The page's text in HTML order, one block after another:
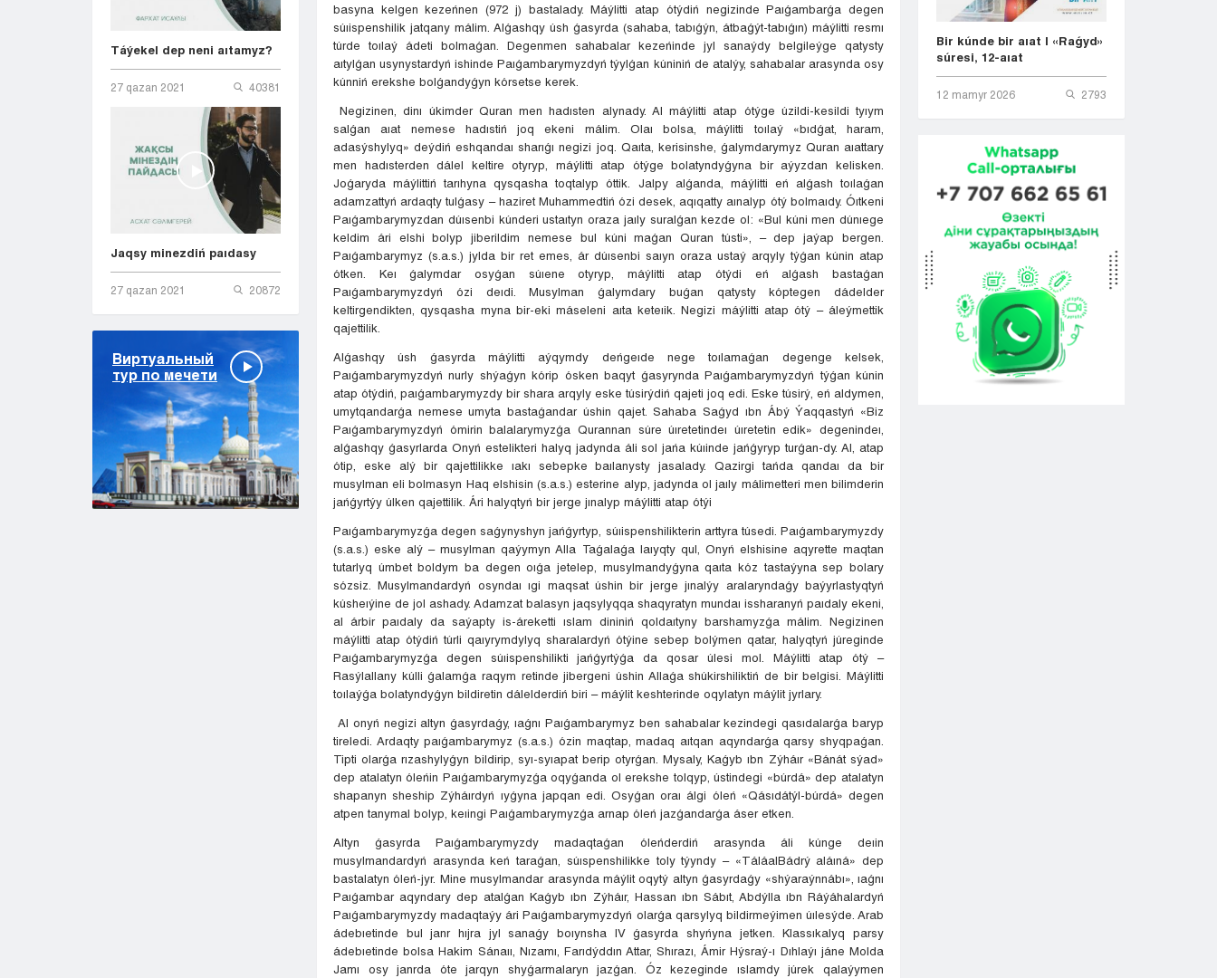
Táýekel dep neni aıtamyz?
27 qazan 2021 40381
Jaqsy minezdiń paıdasy
27 qazan 2021 20872
Виртуальный
тур по мечети
basyna kelgen kezeńnen (972 j) bastalady. Máýlitti atap ótýdiń negizinde Paıǵambarǵa degen
súıispenshilik jatqany málim. Alǵashqy úsh ǵasyrda (sahaba, tabıǵýn, átbaǵýt-tabıǵın) máýlitti resmı
túrde toılaý ádeti bolmaǵan. Degenmen sahabalar kezeńinde jyl sanaýdy belgileýge qatysty
aıtylǵan usynystardyń ishinde Paıǵambarymyzdyń týylǵan kúniniń de atalýy, sahabalar arasynda osy
kúnniń erekshe bolǵandyǵyn kórsetse kerek.
Negizinen, dinı úkimder Quran men hadısten alynady. Al máýlitti atap ótýge úzildi-kesildi tyıym
salǵan aıat nemese hadıstiń joq ekeni málim. Olaı bolsa, máýlitti toılaý «bıdǵat, haram,
adasýshylyq» deýdiń eshqandaı sharıǵı negizi joq. Qaıta, kerisinshe, ǵalymdarymyz Quran aıattary
men hadısterden dálel keltire otyryp, máýlitti atap ótýge bolatyndyǵyna bir aýyzdan kelisken.
Joǵaryda máýlittiń tarıhyna qysqasha toqtalyp óttik. Jalpy alǵanda, máýlitti eń alǵash toılaǵan
adamzattyń ardaqty tulǵasy – haziret Muhammedtiń ózi desek, aqıqatty aınalyp ótý bolmaıdy. Óıtkeni
Paıǵambarymyzdan dúısenbi kúnderi ustaıtyn oraza jaıly suralǵan kezde ol: «Bul kúni men dúnıege
keldim ári elshi bolyp jiberildim nemese bul kúni maǵan Quran tústi», – dep jaýap bergen.
Paıǵambarymyz (s.a.s.) jylda bir ret emes, ár dúısenbi saıyn oraza ustaý arqyly týǵan kúnin atap
ótken. Keı ǵalymdar osyǵan súıene otyryp, máýlitti atap ótýdi eń alǵash bastaǵan
Paıǵambarymyzdyń ózi deıdi. Musylman ǵalymdary buǵan qatysty kóptegen dádelder
keltirgendikten, qysqasha myna bir-eki máseleni aıta keteıik. Negizi máýlitti atap ótý – áleýmettik
qajettilik.
Alǵashqy úsh ǵasyrda máýlitti aýqymdy deńgeıde nege toılamaǵan degenge kelsek,
Paıǵambarymyzdyń nurly shýaǵyn kórip ósken baqyt ǵasyrynda Paıǵambarymyzdyń týǵan kúnin
atap ótýdiń, paıǵambarymyzdy bir shara arqyly eske túsirýdiń qajeti joq edi. Eske túsirý, eń aldymen,
umytqandarǵa nemese umyta bastaǵandar úshin qajet. Sahaba Saǵyd ıbn Ábý Ýaqqastyń «Biz
Paıǵambarymyzdyń ómirin balalarymyzǵa Qurannan súre úıretetindeı úıretetin edik» degenindeı,
alǵashqy ǵasyrlarda Onyń estelikteri halyq jadynda áli sol jańa kúıinde jańǵyryp turǵan-dy. Al, atap
ótip, eske alý bir qajettilikke ıakı sebepke baılanysty jasalady. Qazirgi tańda qandaı da bir
musylman eli bolmasyn Haq elshisin (s.a.s.) esterine alyp, jadynda ol jaıly málimetteri men bilimderin
jańǵyrtýy úlken qajettilik. Ári halyqtyń bir jerge jınalyp máýlitti atap ótýi
Paıǵambarymyzǵa degen saǵynyshyn jańǵyrtyp, súıispenshilikterin arttyra túsedi. Paıǵambarymyzdy
(s.a.s.) eske alý – musylman qaýymyn Alla Taǵalaǵa laıyqty qul, Onyń elshisine aqyrette maqtan
tutarlyq úmbet boldym ba degen oıǵa jetelep, musylmandyǵyna qaıta kóz tastaýyna sep bolary
sózsiz. Musylmandardyń osyndaı ıgi maqsat úshin bir jerge jınalýy aralaryndaǵy baýyrlastyqtyń
kúsheıýine de jol ashady. Adamzat balasyn jaqsylyqqa shaqyratyn mundaı issharanyń paıdaly ekeni,
al árbir paıdaly da saýapty is-áreketti ıslam dininiń qoldaıtyny barshamyzǵa málim. Negizinen
máýlitti atap ótýdiń túrli qaıyrymdylyq sharalardyń ótýine sebep bolýmen qatar, halyqtyń júreginde
Paıǵambarymyzǵa degen súıispenshilikti jańǵyrtýǵa da qosar úlesi mol. Máýlitti atap ótý –
Rasýlallany kúlli ǵalamǵa raqym retinde jibergeni úshin Allaǵa shúkirshiliktiń de bir belgisi. Máýlitti
toılaýǵa bolatyndyǵyn bildiretin dálelderdiń biri – máýlit keshterinde oqylatyn máýlit jyrlary.
Al onyń negizi altyn ǵasyrdaǵy, ıaǵnı Paıǵambarymyz ben sahabalar kezindegi qasıdalarǵa baryp
tireledi. Ardaqty paıǵambarymyz (s.a.s.) ózin maqtap, madaq aıtqan aqyndarǵa qarsy shyqpaǵan.
Tipti olarǵa rızashylyǵyn bildirip, syı-syıapat berip otyrǵan. Mysaly, Kaǵyb ıbn Zýháır «Bánát sýad»
dep atalatyn óleńin Paıǵambarymyzǵa oqyǵanda ol erekshe tolqyp, ústindegi «búrdá» dep atalatyn
shapanyn sheship Zýháırdyń ıyǵyna japqan edi. Osyǵan oraı álgi óleń «Qásıdátýl-búrdá» degen
atpen tanymal bolyp, keıingi Paıǵambarymyzǵa arnap óleń jazǵandarǵa áser etken.
Altyn ǵasyrda Paıǵambarymyzdy madaqtaǵan óleńderdiń arasynda áli kúnge deıin
musylmandardyń arasynda keń taraǵan, súıspenshilikke toly týyndy – «TáláalBádrý aláıná» dep
bastalatyn óleń-jyr. Mine musylmandar arasynda máýlit oqytý altyn ǵasyrdaǵy «shýaraýnnábı», ıaǵnı
Paıǵambar aqyndary dep atalǵan Kaǵyb ıbn Zýháır, Hassan ıbn Sábıt, Abdýlla ıbn Ráýáhalardyń
Paıǵambarymyzdy madaqtaýy ári Paıǵambarymyzdyń olarǵa qarsylyq bildirmeýimen úılesýde. Arab
ádebıetinde bul janr hıjra jyl sanaǵy boıynsha IV ǵasyrda shyńyna jetken. Klassıkalyq parsy
ádebıetinde bolsa Hakim Sánaıı, Nızamı, Farıdýddın Attar, Shırazı, Ámir Hýsraý-ı Dıhlaýı jáne Molda
Jamı osy janrda óte jarqyn shyǵarmalaryn jazǵan. Óz kezeginde ıslamdy júrek qalaýymen
Bir kúnde bir aıat | «Raǵyd»
súresi, 12-aıat
12 mamyr 2026 2793